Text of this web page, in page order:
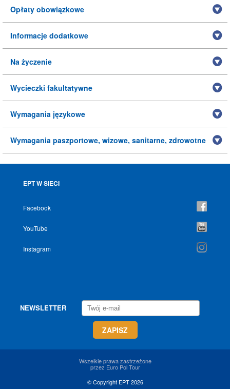
Opłaty obowiązkowe
Informacje dodatkowe
Na życzenie
Wycieczki fakultatywne
Wymagania językowe
Wymagania paszportowe, wizowe, sanitarne, zdrowotne
EPT W SIECI
Facebook
YouTube
Instagram
NEWSLETTER
Wszelkie prawa zastrzeżone
przez Euro Pol Tour
© Copyright EPT 2026